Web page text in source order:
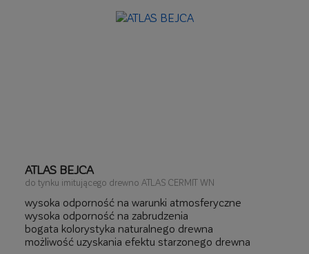
ATLAS BEJCA
do tynku imitującego drewno ATLAS CERMIT WN
wysoka odporność na warunki atmosferyczne
wysoka odporność na zabrudzenia
bogata kolorystyka naturalnego drewna
możliwość uzyskania efektu starzonego drewna